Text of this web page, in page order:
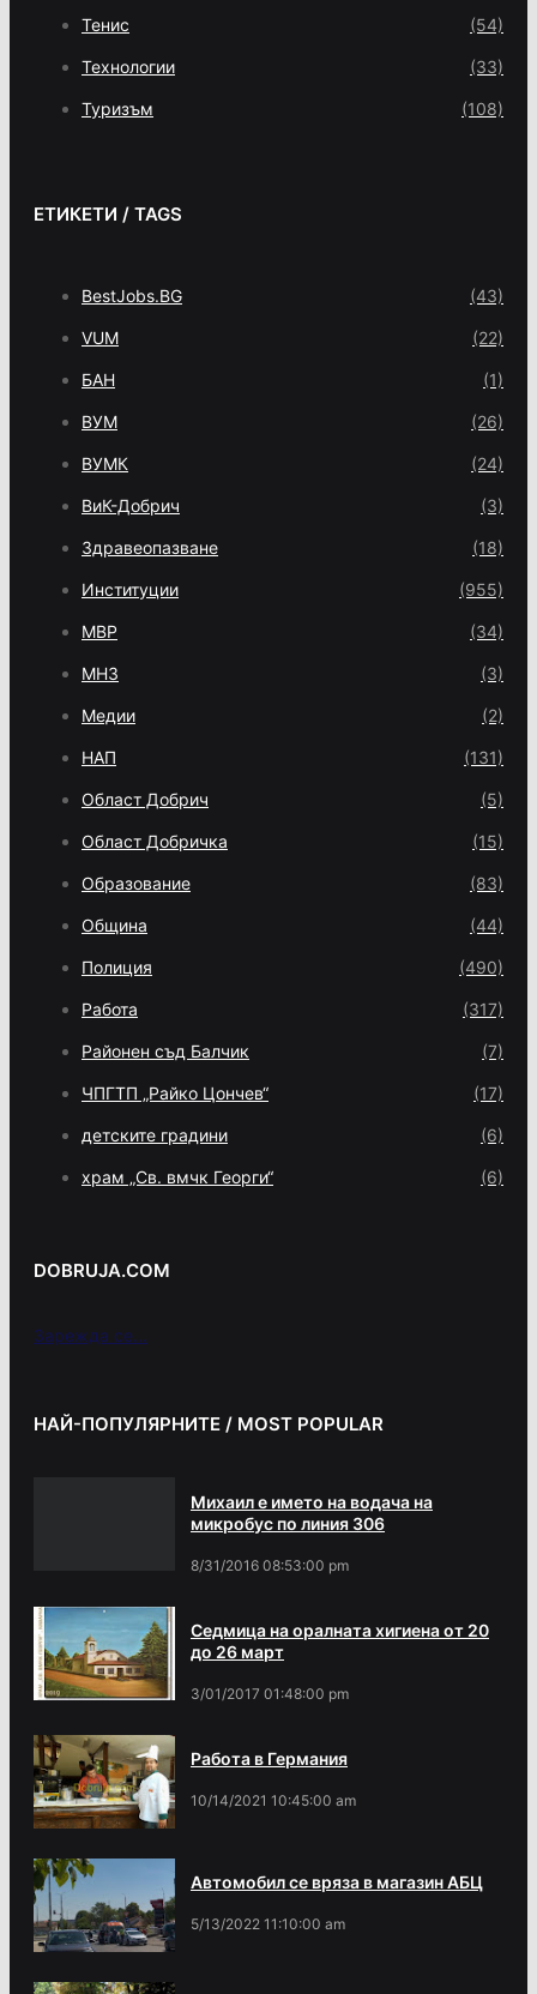
Тенис (54)
Технологии (33)
Туризъм (108)
ЕТИКЕТИ / TAGS
BestJobs.BG (43)
VUM (22)
БАН (1)
ВУМ (26)
ВУМК (24)
ВиК-Добрич (3)
Здравеопазване (18)
Институции (955)
МВР (34)
МНЗ (3)
Медии (2)
НАП (131)
Област Добрич (5)
Област Добричка (15)
Образование (83)
Община (44)
Полиция (490)
Работа (317)
Районен съд Балчик (7)
ЧПГТП „Райко Цончев“ (17)
детските градини (6)
храм „Св. вмчк Георги“ (6)
DOBRUJA.COM
Зарежда се...
НАЙ-ПОПУЛЯРНИТЕ / MOST POPULAR
Михаил е името на водача на
микробус по линия 306
8/31/2016 08:53:00 pm
Седмица на оралната хигиена от 20
до 26 март
3/01/2017 01:48:00 pm
Работа в Германия
10/14/2021 10:45:00 am
Автомобил се вряза в магазин АБЦ
5/13/2022 11:10:00 am